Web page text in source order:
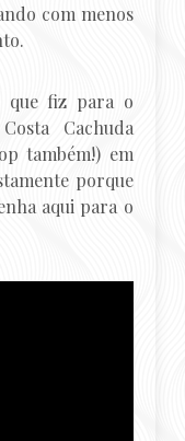
com menos
que fiz para o
Cachuda
também!) em
porque
aqui para o